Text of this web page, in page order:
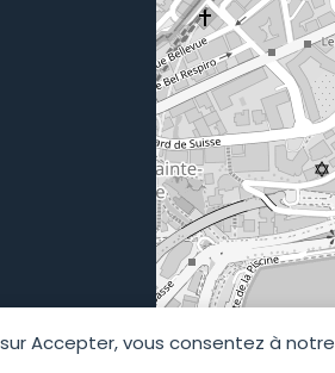
Accepter, vous consentez à notre